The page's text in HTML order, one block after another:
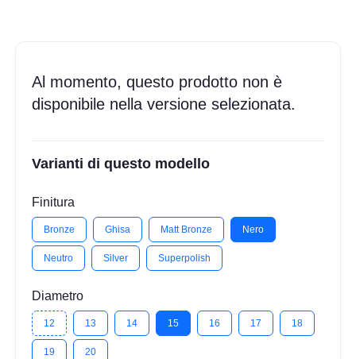
Al momento, questo prodotto non è
disponibile nella versione selezionata.
Varianti di questo modello
Finitura
Bronze Ghisa Matt Bronze Nero
Neutro Silver Superpolish
Diametro
12 13 14 15 16 17 18
19 20